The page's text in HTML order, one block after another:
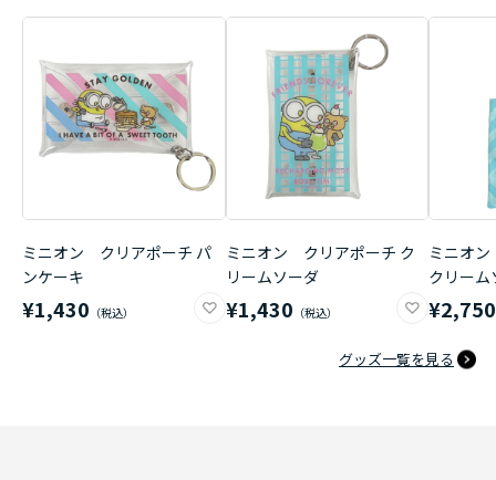
ミニオン クリアポーチ パ
ンケーキ
¥1,430
ミニオン クリアポーチ ク
リームソーダ
¥1,430
ミニオ
クリーム
¥2,750
グッズ一覧を見る